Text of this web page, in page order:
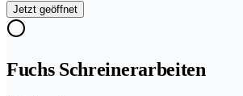
Jetzt geöffnet
Fuchs Schreinerarbeiten